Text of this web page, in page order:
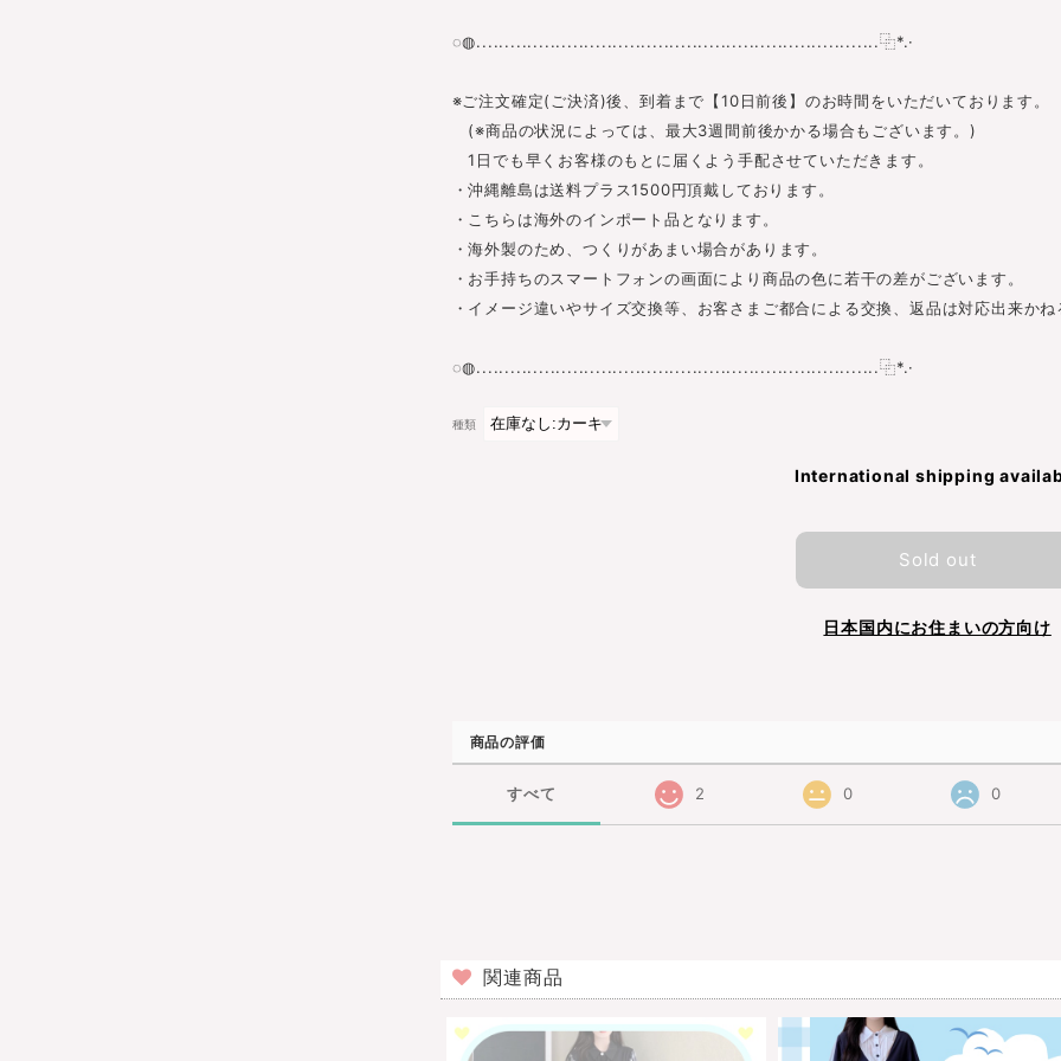
◌◍.......................................................................⿻*.·
※ご注文確定(ご決済)後、到着まで【10日前後】のお時間をいただいております。
(※商品の状況によっては、最大3週間前後かかる場合もございます。)
1日でも早くお客様のもとに届くよう手配させていただきます。
・沖縄離島は送料プラス1500円頂戴しております。
・こちらは海外のインポート品となります。
・海外製のため、つくりがあまい場合があります。
・お手持ちのスマートフォンの画面により商品の色に若干の差がございます。
・イメージ違いやサイズ交換等、お客さまご都合による交換、返品は対応出来かね
◌◍.......................................................................⿻*.·
種類
International shipping
Sold out
日本国内にお住まいの方向け
商品の評価
すべて 2 0 0
関連商品